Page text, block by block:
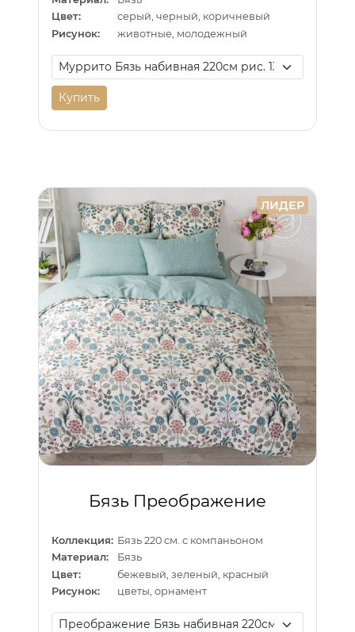
Цвет:
серый, черный, коричневый
Рисунок:
животные, молодежный
Купить
ЛИДЕР
Бязь Преображение
Коллекция: Бязь 220 см. с компаньоном
Материал:
Бязь
Цвет:
бежевый, зеленый, красный
Рисунок:
цветы, орнамент